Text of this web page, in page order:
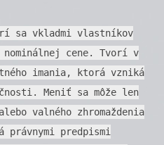
sa vkladmi vlastníkov
cene. Tvorí v
imania, ktorá vzniká
Meniť sa môže len
valného zhromaždenia
predpismi